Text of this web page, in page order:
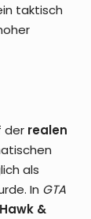
taktisch
der realen
als
In GTA
Hawk &